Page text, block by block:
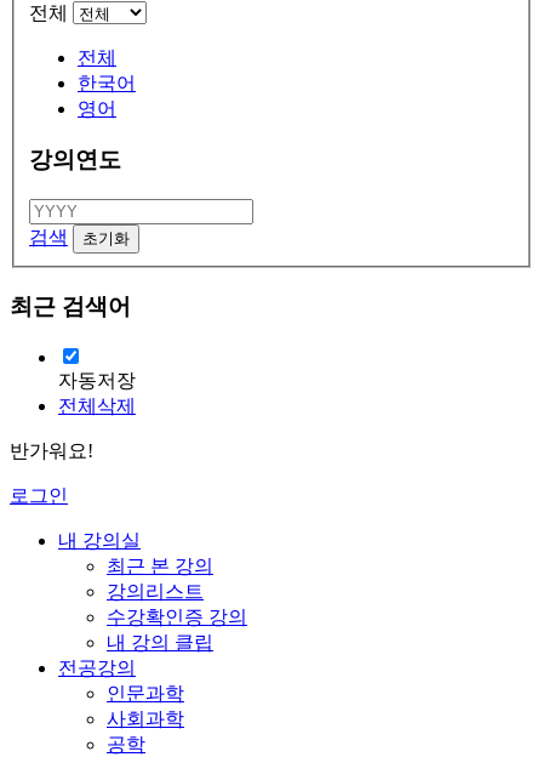
전체
전체
한국어
영어
강의연도
검색
최근 검색어
자동저장
전체삭제
반가워요!
로그인
내 강의실
최근 본 강의
강의리스트
수강확인증 강의
내 강의 클립
전공강의
인문과학
사회과학
공학